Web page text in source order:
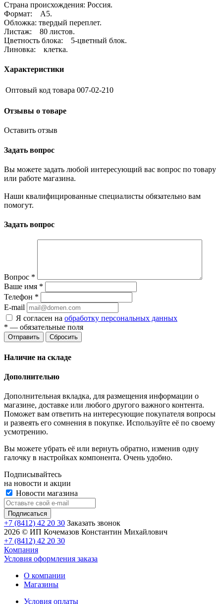
Страна происхождения: Россия.
Формат: А5.
Обложка: твердый переплет.
Листаж: 80 листов.
Цветность блока: 5-цветный блок.
Линовка: клетка.
Характеристики
Оптовый код товара 007-02-210
Отзывы о товаре
Оставить отзыв
Задать вопрос
Вы можете задать любой интересующий вас вопрос по товару
или работе магазина.
Наши квалифицированные специалисты обязательно вам
помогут.
Задать вопрос
Вопрос *
Ваше имя *
Телефон *
E-mail
Я согласен на обработку персональных данных
* — обязательные поля
Отправить Сбросить
Наличие на складе
Дополнительно
Дополнительная вкладка, для размещения информации о
магазине, доставке или любого другого важного контента.
Поможет вам ответить на интересующие покупателя вопросы
и развеять его сомнения в покупке. Используйте её по своему
усмотрению.
Вы можете убрать её или вернуть обратно, изменив одну
галочку в настройках компонента. Очень удобно.
Подписывайтесь
на новости и акции
Новости магазина
+7 (8412) 42 20 30 Заказать звонок
2026 © ИП Кочемазов Константин Михайлович
+7 (8412) 42 20 30
Компания
Условия оформления заказа
О компании
Магазины
Условия оплаты